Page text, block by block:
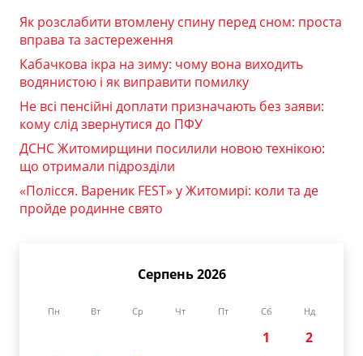
Як розслабити втомлену спину перед сном: проста
вправа та застереження
Кабачкова ікра на зиму: чому вона виходить
водянистою і як виправити помилку
Не всі пенсійні доплати призначають без заяви:
кому слід звернутися до ПФУ
ДСНС Житомирщини посилили новою технікою:
що отримали підрозділи
«Полісся. Вареник FEST» у Житомирі: коли та де
пройде родинне свято
Серпень 2026
Пн Вт Ср Чт Пт Сб Нд
1
2